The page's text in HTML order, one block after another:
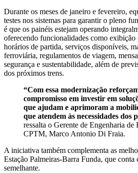
Durante os meses de janeiro e fevereiro,
testes nos sistemas para garantir o pleno
é que os painéis estejam operando
oferecendo funcionalidades como exibição
horários de partida, serviços disponíveis,
ferroviária, regulamentos de viagem,
segurança e sustentabilidade, além de
dos próximos trens.
“Com essa modernização
compromisso em investir em
que ajudam e aprimoram a
que atendem às necessidades dos
ressalta o Gerente de Engenharia de
CPTM, Marco Antonio Di Fraia.
A iniciativa também complementa as
Estação Palmeiras-Barra Funda, que
semelhante.